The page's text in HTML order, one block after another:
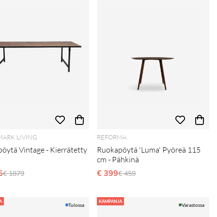
LIVING
Vintage - Kierrätetty
Normaali hinta
€ 1879
REFORMA
Ruokapöytä 'Luma' Pyöreä 115
cm - Pähkinä
€ 399Normaali hinta
€ 459
Tulossa
KAMPANJA
Varastossa